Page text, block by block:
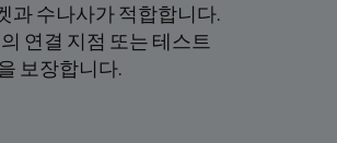
과 수나사가 적합합니다.
연결 지점 또는 테스트
보장합니다.